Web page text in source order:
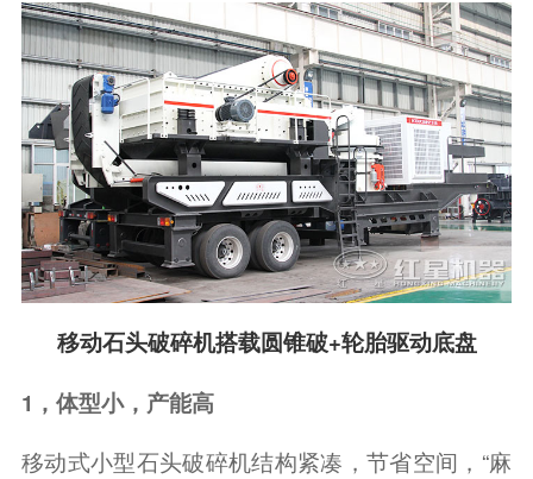
移动石头破碎机搭载圆锥破+轮胎驱动底盘
1，体型小，产能高
移动式小型石头破碎机结构紧凑，节省空间，“麻